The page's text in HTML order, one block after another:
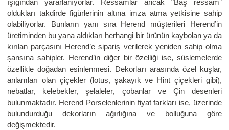
ışığından yararlanıyorlar. Ressamlar ancak “Baş ressam”
oldukları takdirde figürlerinin altına imza atma yetkisine sahip
olabiliyorlar. Bunların yanı sıra Herend müşterileri Herend’in
üretiminden bu yana aldıkları herhangi bir ürünün kaybolan ya da
kırılan parçasını Herend’e sipariş verilerek yeniden sahip olma
şansına sahipler. Herend’in diğer bir özelliği ise, süslemelerde
özellikle doğadan esinlenmesi. Dekorları arasında özel kuşlar,
anlamları olan çiçekler (lotus, şakayık ve Hint çiçekleri gibi),
nebatlar, kelebekler, şelaleler, çobanlar ve Çin desenleri
bulunmaktadır. Herend Porselenlerinin fiyat farkları ise, üzerinde
bulundurduğu dekorların ağırlığına ve bolluğuna göre
değişmektedir.